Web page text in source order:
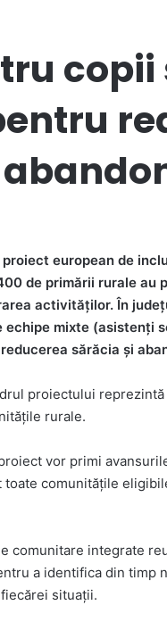
copii
european de
de primării rurale au
activităților. În
mixte (asistenți
sărăcia și
proiectului
rurale.
vor primi
comunitățile
comunitare integrate
a identifica din timp
situații.